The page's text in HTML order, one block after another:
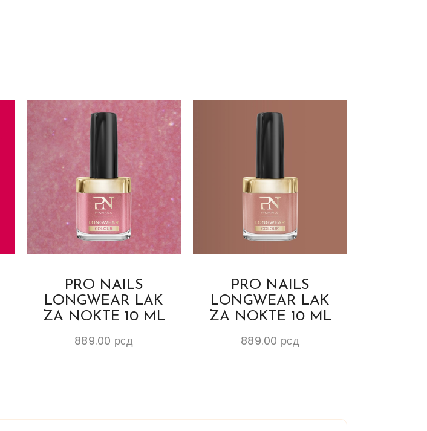
PRO NAILS
LONGWEAR LAK
ZA NOKTE 10 ML
889.00 рсд
PRO NAILS
LONGWEAR LAK
ZA NOKTE 10 ML
889.00 рсд